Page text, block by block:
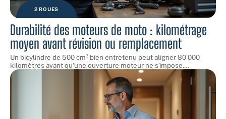
2 ROUES
Durabilité des moteurs de moto : kilométrage
moyen avant révision ou remplacement
Un bicylindre de 500 cm³ bien entretenu peut aligner 80 000
kilomètres avant qu'une ouverture moteur ne s'impose.…